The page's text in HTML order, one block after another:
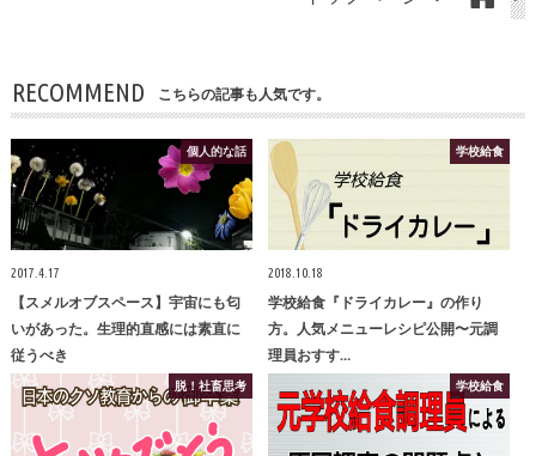
RECOMMEND こちらの記事も人気です。
個人的な話
2017.4.17
【スメルオブスペース】宇宙にも匂
いがあった。生理的直感には素直に
従うべき
学校給食
2018.10.18
学校給食『ドライカレー』の作り
方。人気メニューレシピ公開〜元調
理員おすす…
脱！社畜思考 学校給食